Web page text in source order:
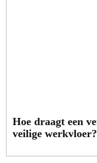
Hoe draagt een
veilige werkvloer?